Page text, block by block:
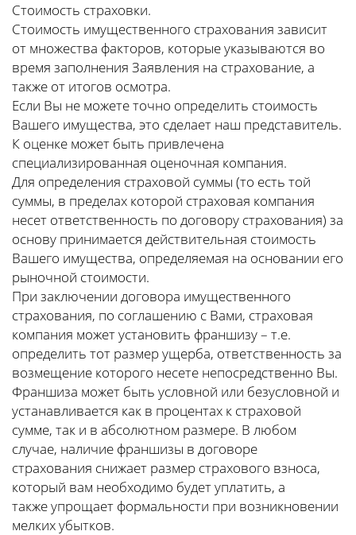
Стоимость страховки.
Стоимость имущественного страхования зависит
от множества факторов, которые указываются во
время заполнения Заявления на страхование, а
также от итогов осмотра.
Если Вы не можете точно определить стоимость
Вашего имущества, это сделает наш представитель.
К оценке может быть привлечена
специализированная оценочная компания.
Для определения страховой суммы (то есть той
суммы, в пределах которой страховая компания
несет ответственность по договору страхования) за
основу принимается действительная стоимость
Вашего имущества, определяемая на основании его
рыночной стоимости.
При заключении договора имущественного
страхования, по соглашению с Вами, страховая
компания может установить франшизу – т.е.
определить тот размер ущерба, ответственность за
возмещение которого несете непосредственно Вы.
Франшиза может быть условной или безусловной и
устанавливается как в процентах к страховой
сумме, так и в абсолютном размере. В любом
случае, наличие франшизы в договоре
страхования снижает размер страхового взноса,
который вам необходимо будет уплатить, а
также упрощает формальности при возникновении
мелких убытков.